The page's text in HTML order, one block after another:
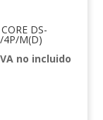
DS-
4P/M(D)
no incluido